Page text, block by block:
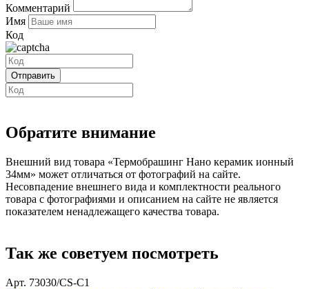
Комментарий
Имя
Код
Обратите внимание
Внешний вид товара «Термобрашинг Нано керамик ионный
34мм» может отличаться от фотографий на сайте.
Несовпадение внешнего вида и комплектности реального
товара с фотографиями и описанием на сайте не является
показателем ненадлежащего качества товара.
Так же советуем посмотреть
Арт. 73030/СS-C1